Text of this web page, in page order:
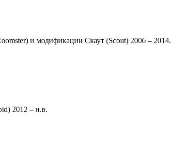
и модификации Скаут (Scout) 2006 – 2014.
2012 – н.в.